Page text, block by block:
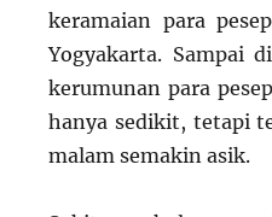
keramaian para
Yogyakarta. Sampai
kerumunan para
hanya sedikit, tetapi
malam semakin asik.